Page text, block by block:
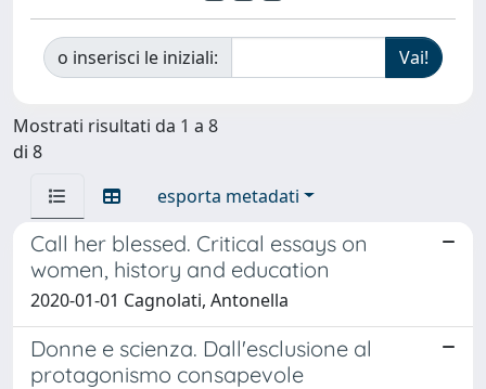
o inserisci le iniziali:
Mostrati risultati da 1 a 8
di 8
esporta metadati
Call her blessed. Critical essays on
women, history and education
2020-01-01 Cagnolati, Antonella
Donne e scienza. Dall'esclusione al
protagonismo consapevole